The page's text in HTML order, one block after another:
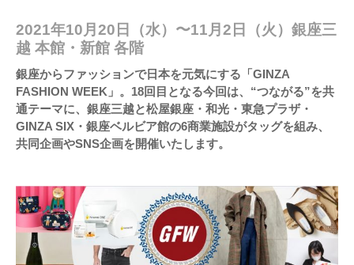
2021年10月20日（水）〜11月2日（火）銀座三
越 本館・新館 各階
銀座からファッションで日本を元気にする「GINZA
FASHION WEEK」。18回目となる今回は、“つながる”を共
通テーマに、銀座三越と松屋銀座・和光・東急プラザ・
GINZA SIX・銀座ベルビア館の6商業施設がタッグを組み、
共同企画やSNS企画を開催いたします。